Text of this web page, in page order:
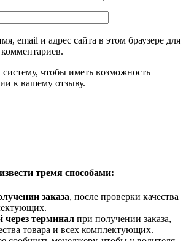
email и адрес сайта в этом браузере для
чтобы иметь возможность
к вашему отзыву.
тремя способами:
заказа, после проверки качества
через терминал при получении заказа,
товара и всех комплектующих.